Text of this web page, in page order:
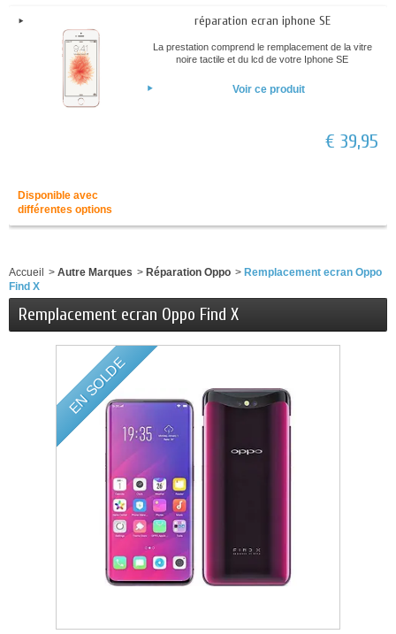
réparation ecran iphone SE
La prestation comprend le remplacement de la vitre
noire tactile et du lcd de votre Iphone SE
Voir ce produit
€ 39,95
Disponible avec
différentes options
Accueil > Autre Marques > Réparation Oppo > Remplacement ecran Oppo
Find X
Remplacement ecran Oppo Find X
EN SOLDE